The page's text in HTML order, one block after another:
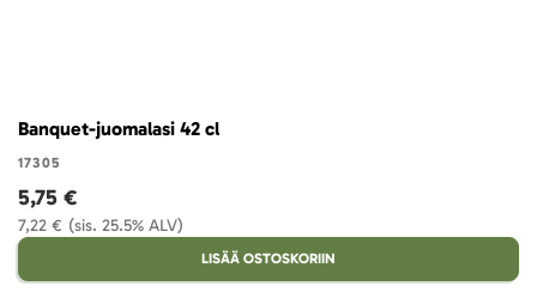
Banquet-juomalasi 42 cl
17305
(sis. 25.5% ALV)
7,22 €
5,75 €
LISÄÄ OSTOSKORIIN